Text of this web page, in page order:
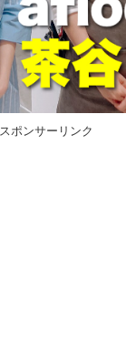
スポンサーリンク